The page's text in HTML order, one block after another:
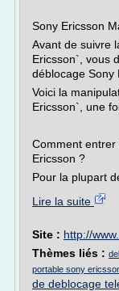
Sony Ericsson
Avant de suivre
Ericsson`, vous
déblocage Sony
Voici la
Ericsson`, une
Comment
Ericsson ?
Pour la plupart
Lire la suite
Site : http://
Thèmes liés :
portable sony
de deblocage